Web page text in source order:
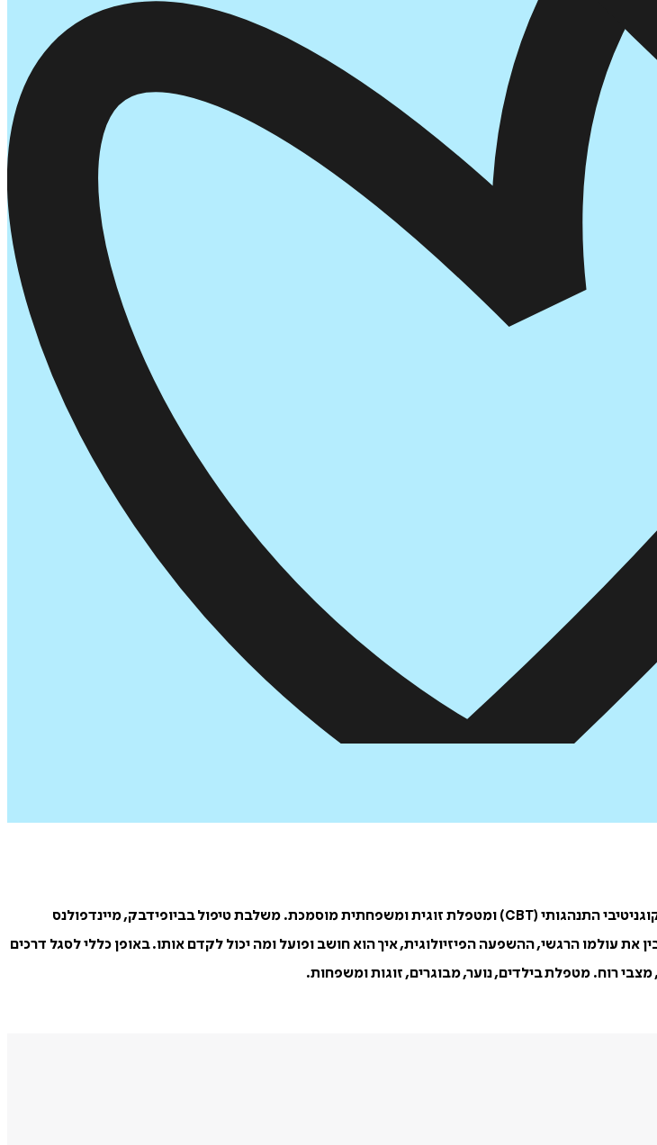
, עובדת סוציאלית (MSW) , פסיכותרפיסטית מומחית ומדריכה בטיפול קוגניטיבי התנהגותי (CBT) ומטפלת זוגית ומשפחתית מוסמכת. משלבת טיפול בביופידבק, מיינדפולנס
עולמו הרגשי, ההשפעה הפיזיולוגית, איך הוא חושב ופועל ומה יכול לקדם אותו. באופן כללי לסגל דרכים